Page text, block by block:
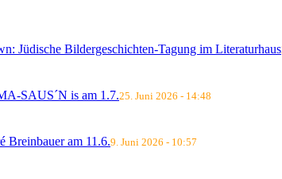
Jüdische Bildergeschichten-Tagung im Literaturhaus
SAUS´N is am 1.7.25. Juni 2026 - 14:48
am 11.6.9. Juni 2026 - 10:57